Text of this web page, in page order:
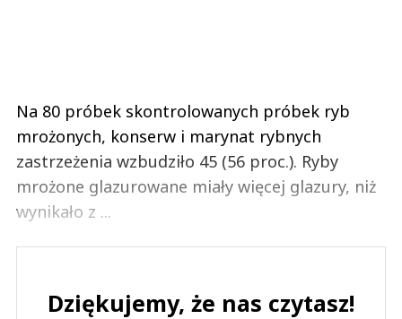
Na 80 próbek skontrolowanych próbek ryb
mrożonych, konserw i marynat rybnych
zastrzeżenia wzbudziło 45 (56 proc.). Ryby
mrożone glazurowane miały więcej glazury, niż
wynikało z ...
Dziękujemy, że nas czytasz!